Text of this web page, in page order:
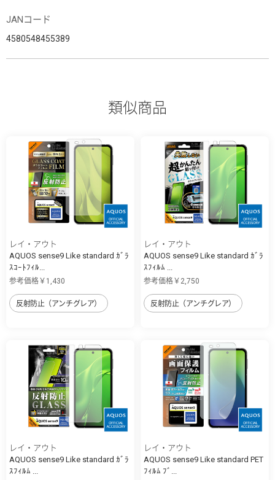
JANコード
4580548455389
類似商品
レイ・アウト
AQUOS sense9 Like standard ｶﾞﾗ
ｽｺｰﾄﾌｨﾙ...
参考価格￥1,430
反射防止（アンチグレア）
レイ・アウト
AQUOS sense9 Like standard ｶﾞﾗ
ｽﾌｨﾙﾑ ...
参考価格￥2,750
反射防止（アンチグレア）
レイ・アウト
AQUOS sense9 Like standard ｶﾞﾗ
ｽﾌｨﾙﾑ ...
レイ・アウト
AQUOS sense9 Like standard PET
ﾌｨﾙﾑ ﾌﾞ...